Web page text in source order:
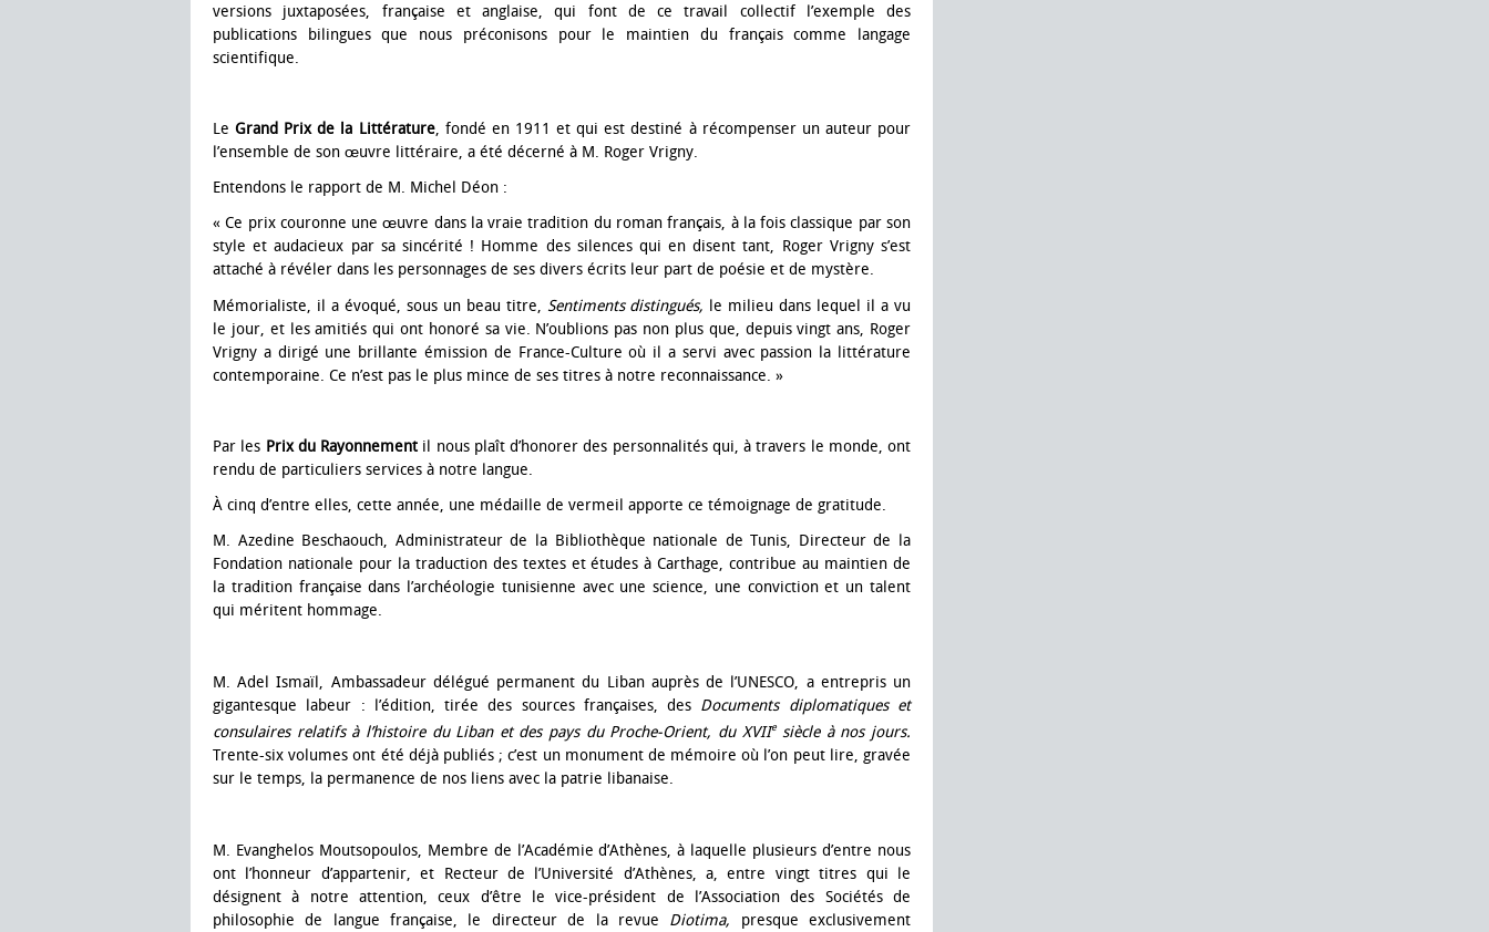
versions juxtaposées, française et anglaise, qui font de ce travail collectif l’exemple des
publications bilingues que nous préconisons pour le maintien du français comme langage
scientifique.
LeGrand Prix de la Littérature, fondé en 1911 et qui est destiné à récompenser un auteur pour
l’ensemble de son œuvre littéraire, a été décerné à M. Roger Vrigny.
Entendons le rapport de M. Michel Déon :
« Ce prix couronne une œuvre dans la vraie tradition du roman français, à la fois classique par son
style et audacieux par sa sincérité ! Homme des silences qui en disent tant, Roger Vrigny s’est
attaché à révéler dans les personnages de ses divers écrits leur part de poésie et de mystère.
Mémorialiste, il a évoqué, sous un beau titre, Sentiments distingués, le milieu dans lequel il a vu
le jour, et les amitiés qui ont honoré sa vie. N’oublions pas non plus que, depuis vingt ans, Roger
Vrigny a dirigé une brillante émission de France-Culture où il a servi avec passion la littérature
contemporaine. Ce n’est pas le plus mince de ses titres à notre reconnaissance. »
Par les Prix du Rayonnement il nous plaît d’honorer des personnalités qui, à travers le monde, ont
rendu de particuliers services à notre langue.
À cinq d’entre elles, cette année, une médaille de vermeil apporte ce témoignage de gratitude.
M. Azedine Beschaouch, Administrateur de la Bibliothèque nationale de Tunis, Directeur de la
Fondation nationale pour la traduction des textes et études à Carthage, contribue au maintien de
la tradition française dans l’archéologie tunisienne avec une science, une conviction et un talent
qui méritent hommage.
M. Adel Ismaïl, Ambassadeur délégué permanent du Liban auprès de l’UNESCO, a entrepris un
gigantesque labeur : l’édition, tirée des sources françaises, des Documents diplomatiques et
consulaires relatifs à l’histoire du Liban et des pays du Proche-Orient, du XVIIesiècle à nos jours.
Trente-six volumes ont été déjà publiés ; c’est un monument de mémoire où l’on peut lire, gravée
sur le temps, la permanence de nos liens avec la patrie libanaise.
M. Evanghelos Moutsopoulos, Membre de l’Académie d’Athènes, à laquelle plusieurs d’entre nous
ont l’honneur d’appartenir, et Recteur de l’Université d’Athènes, a, entre vingt titres qui le
désignent à notre attention, ceux d’être le vice-président de l’Association des Sociétés de
philosophie de langue française, le directeur de la revue Diotima, presque exclusivement